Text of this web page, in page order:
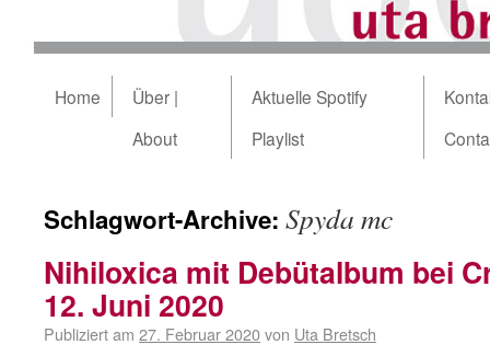
Home
Über |
About
Aktuelle Spotify
Playlist
Schlagwort-Archive: Spyda mc
Nihiloxica mit Debütalbum bei
12. Juni 2020
Publiziert am 27. Februar 2020von Uta Bretsch